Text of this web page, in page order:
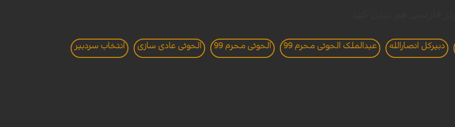
دبیرکل انصارالله عبدالملک الحوثی محرم 99 الحوثی محرم 99 الحوثی عادی سازی انتخاب سردبير